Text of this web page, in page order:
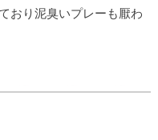
おり泥臭いプレーも厭わ